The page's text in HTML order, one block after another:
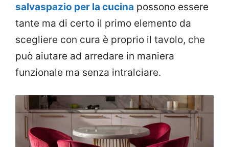
salvaspazio per la cucina possono essere
tante ma di certo il primo elemento da
scegliere con cura è proprio il tavolo, che
può aiutare ad arredare in maniera
funzionale ma senza intralciare.